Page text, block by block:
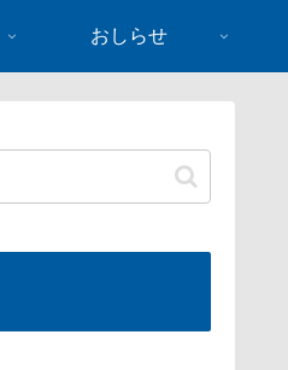
おしらせ